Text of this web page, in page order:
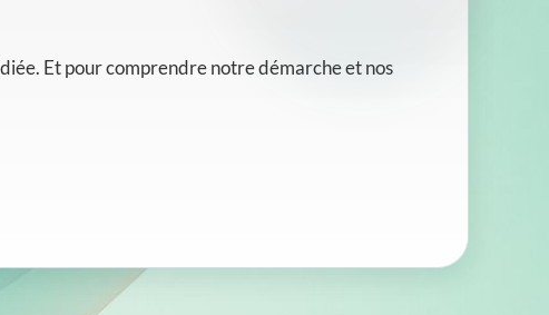
Et pour comprendre notre démarche et nos